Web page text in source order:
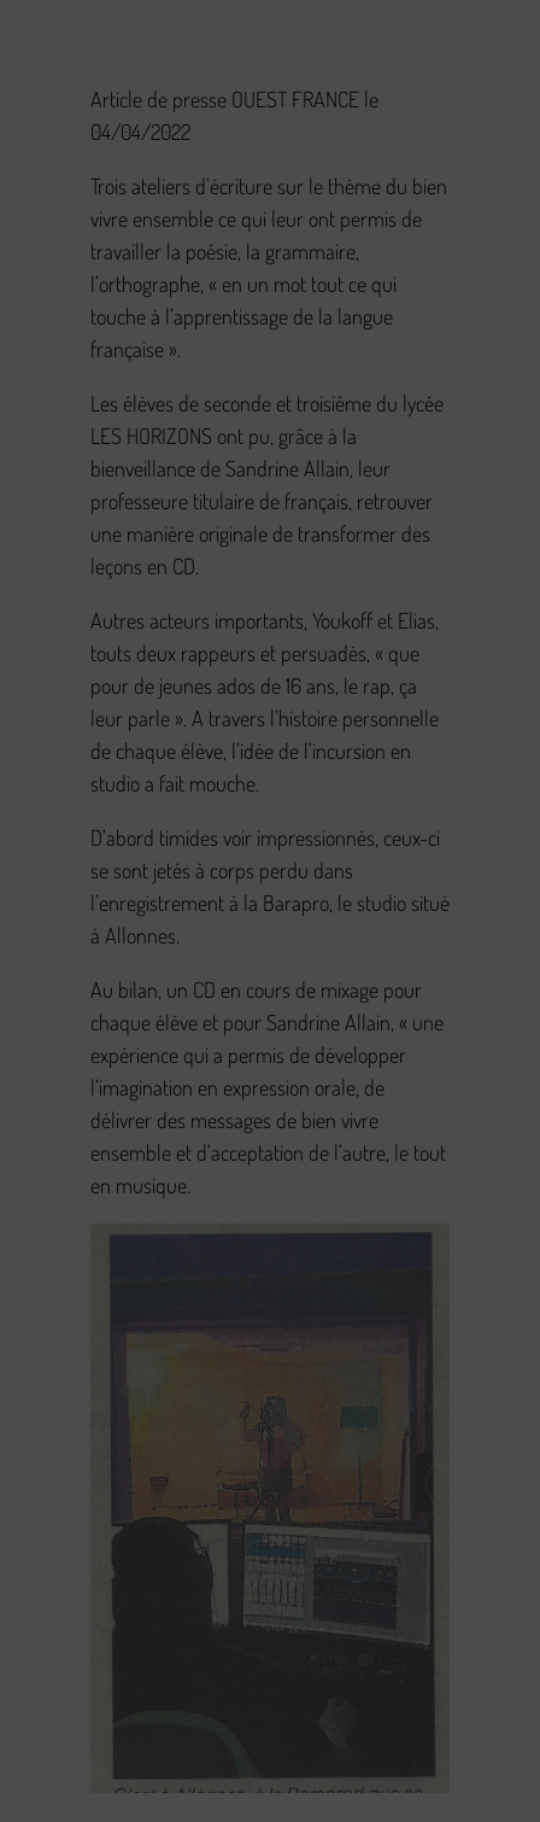
Article de presse OUEST FRANCE le
04/04/2022
Trois ateliers d’écriture sur le thème du bien
vivre ensemble ce qui leur ont permis de
travailler la poésie, la grammaire,
l’orthographe, « en un mot tout ce qui
touche à l’apprentissage de la langue
française ».
Les élèves de seconde et troisième du lycée
LES HORIZONS ont pu, grâce à la
bienveillance de Sandrine Allain, leur
professeure titulaire de français, retrouver
une manière originale de transformer des
leçons en CD.
Autres acteurs importants, Youkoff et Elias,
touts deux rappeurs et persuadés, « que
pour de jeunes ados de 16 ans, le rap, ça
leur parle ». A travers l’histoire personnelle
de chaque élève, l’idée de l’incursion en
studio a fait mouche.
D’abord timides voir impressionnés, ceux-ci
se sont jetés à corps perdu dans
l’enregistrement à la Barapro, le studio situé
à Allonnes.
Au bilan, un CD en cours de mixage pour
chaque élève et pour Sandrine Allain, « une
expérience qui a permis de développer
l’imagination en expression orale, de
délivrer des messages de bien vivre
ensemble et d’acceptation de l’autre, le tout
en musique.